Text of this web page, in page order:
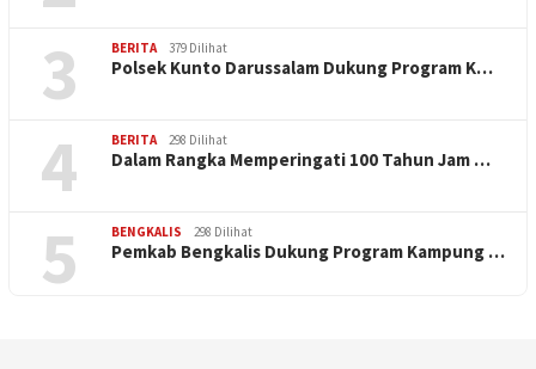
3 BERITA 379 Dilihat
Polsek Kunto Darussalam Dukung Program K…
4 BERITA 298 Dilihat
Dalam Rangka Memperingati 100 Tahun Jam …
5 BENGKALIS 298 Dilihat
Pemkab Bengkalis Dukung Program Kampung …